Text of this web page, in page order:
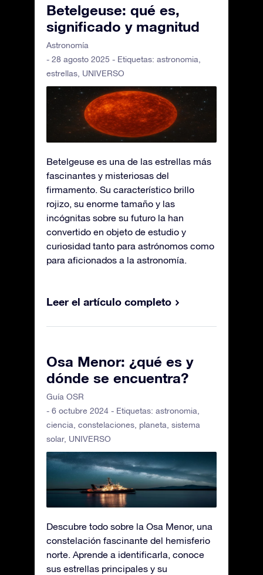
Betelgeuse: qué es,
significado y magnitud
Astronomía
- 28 agosto 2025 - Etiquetas: astronomia
estrellas UNIVERSO
Betelgeuse es una de las estrellas más
fascinantes y misteriosas del
firmamento. Su característico brillo
rojizo, su enorme tamaño y las
incógnitas sobre su futuro la han
convertido en objeto de estudio y
curiosidad tanto para astrónomos como
para aficionados a la astronomía.
Leer el artículo completo
Osa Menor: ¿qué es y
dónde se encuentra?
Guía OSR
- 6 octubre 2024 - Etiquetas: astronomia
ciencia constelaciones planeta sistema
solar, UNIVERSO
Descubre todo sobre la Osa Menor, una
constelación fascinante del hemisferio
norte. Aprende a identificarla, conoce
sus estrellas principales y su